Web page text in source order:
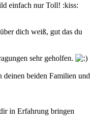
einfach nur Toll! :kiss:
dich weiß, gut das du
sehr geholfen.
deinen beiden Familien und
in Erfahrung bringen